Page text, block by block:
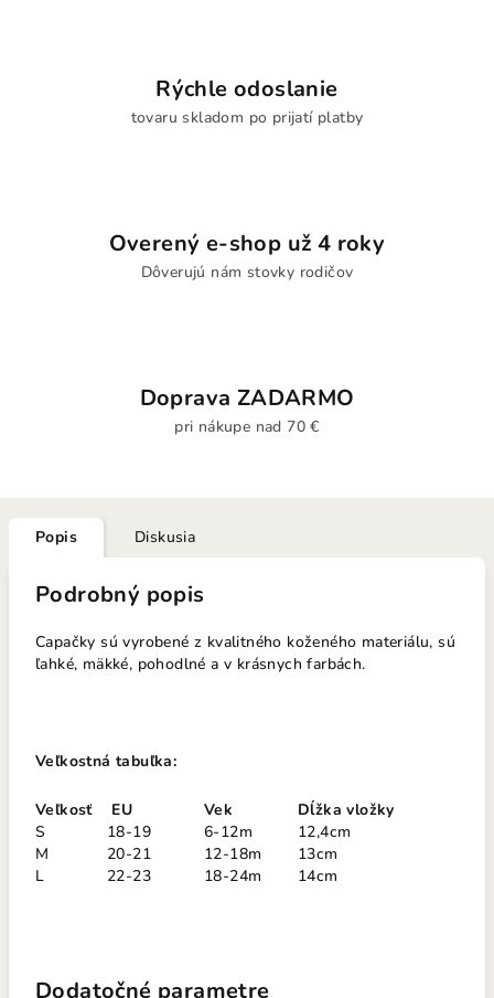
Rýchle odoslanie
tovaru skladom po prijatí platby
Overený e-shop už 4 roky
Dôverujú nám stovky rodičov
Doprava ZADARMO
pri nákupe nad 70 €
Popis Diskusia
Podrobný popis
Capačky sú vyrobené z kvalitného koženého materiálu, sú
ľahké, mäkké, pohodlné a v krásnych farbách.
Veľkostná tabuľka:
Veľkosť EU Vek
Dĺžka vložky
S
18-19 6-12m
12,4cm
M
20-21 12-18m
13cm
L
22-23 18-24m 14cm
Dodatočné parametre